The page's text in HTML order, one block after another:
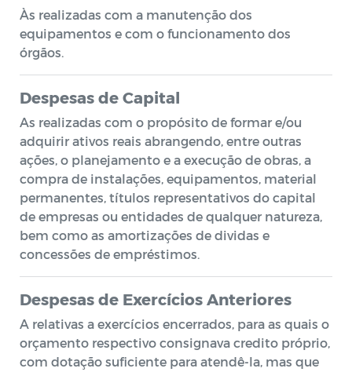
Às realizadas com a manutenção dos
equipamentos e com o funcionamento dos
órgãos.
Despesas de Capital
As realizadas com o propósito de formar e/ou
adquirir ativos reais abrangendo, entre outras
ações, o planejamento e a execução de obras, a
compra de instalações, equipamentos, material
permanentes, títulos representativos do capital
de empresas ou entidades de qualquer natureza,
bem como as amortizações de dividas e
concessões de empréstimos.
Despesas de Exercícios Anteriores
A relativas a exercícios encerrados, para as quais o
orçamento respectivo consignava credito próprio,
com dotação suficiente para atendê-la, mas que